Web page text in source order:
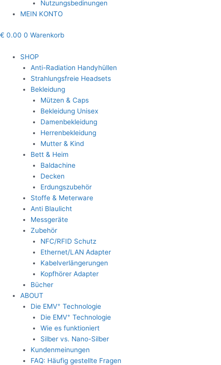
Nutzungsbedinungen
MEIN KONTO
€ 0.00 0 Warenkorb
SHOP
Anti-Radiation Handyhüllen
Strahlungsfreie Headsets
Bekleidung
Mützen & Caps
Bekleidung Unisex
Damenbekleidung
Herrenbekleidung
Mutter & Kind
Bett & Heim
Baldachine
Decken
Erdungszubehör
Stoffe & Meterware
Anti Blaulicht
Messgeräte
Zubehör
NFC/RFID Schutz
Ethernet/LAN Adapter
Kabelverlängerungen
Kopfhörer Adapter
Bücher
ABOUT
Die EMV+ Technologie
Die EMV+ Technologie
Wie es funktioniert
Silber vs. Nano-Silber
Kundenmeinungen
FAQ: Häufig gestellte Fragen